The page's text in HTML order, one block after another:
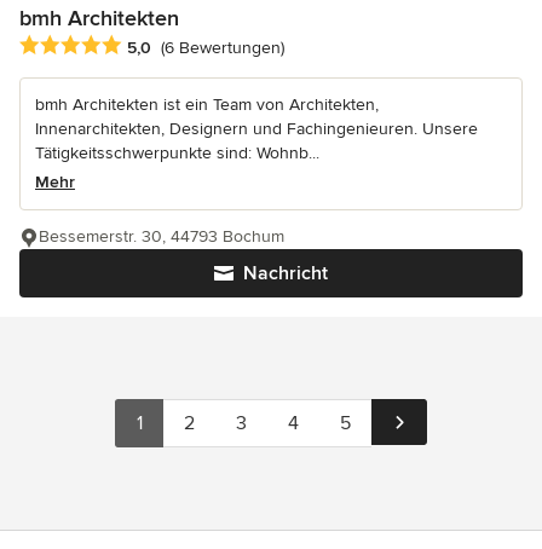
bmh Architekten
Durchschnittliche Bewertung: 5 von 5 Sternen
5,0 (6 Bewertungen)
bmh Architekten ist ein Team von Architekten,
Innenarchitekten, Designern und Fachingenieuren. Unsere
Tätigkeitsschwerpunkte sind: Wohnb...
Mehr
Nachricht
Bessemerstr. 30, 44793 Bochum
1 2 3 4 5